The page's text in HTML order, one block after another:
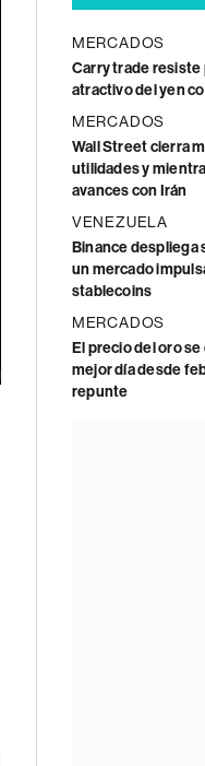
MERCADOS
Carry trade resiste
atractivo del yen
MERCADOS
Wall Street cierra
utilidades y
avances con Irán
VENEZUELA
Binance despliega
un mercado
stablecoins
MERCADOS
El precio del oro se
mejor día desde
repunte